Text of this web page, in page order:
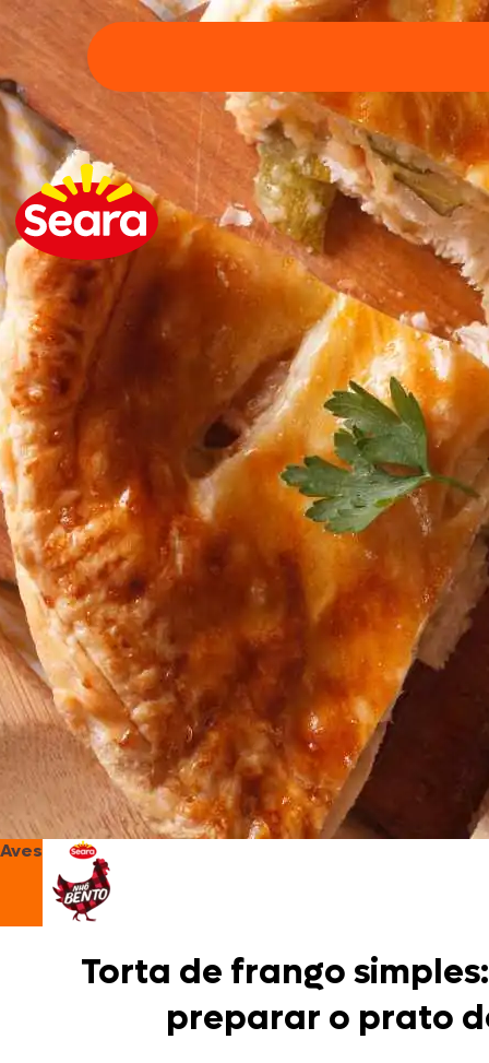
Aves
Torta de frango
preparar o prato